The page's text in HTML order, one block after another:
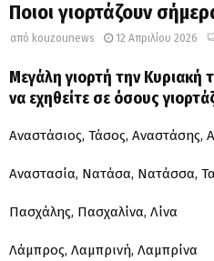
Ποιοι γιορτάζουν
από kouzounews 12 Απριλίου 2026
Μεγάλη γιορτή την Κυριακή
να εχηθείτε σε όσους
Αναστάσιος, Τάσος, Αναστάσης,
Αναστασία, Νατάσα, Νατάσσα,
Πασχάλης, Πασχαλίνα, Λίνα
Λάμπρος, Λαμπρινή, Λαμπρίνα